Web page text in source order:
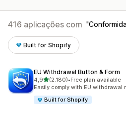
416 aplicações com
Built for Shopify
EU Withdrawal Button & Form
4,9de 5 estrelas
(2.180)
2180 total de avaliações
•Free plan available
Easily comply with EU
Built for Shopify